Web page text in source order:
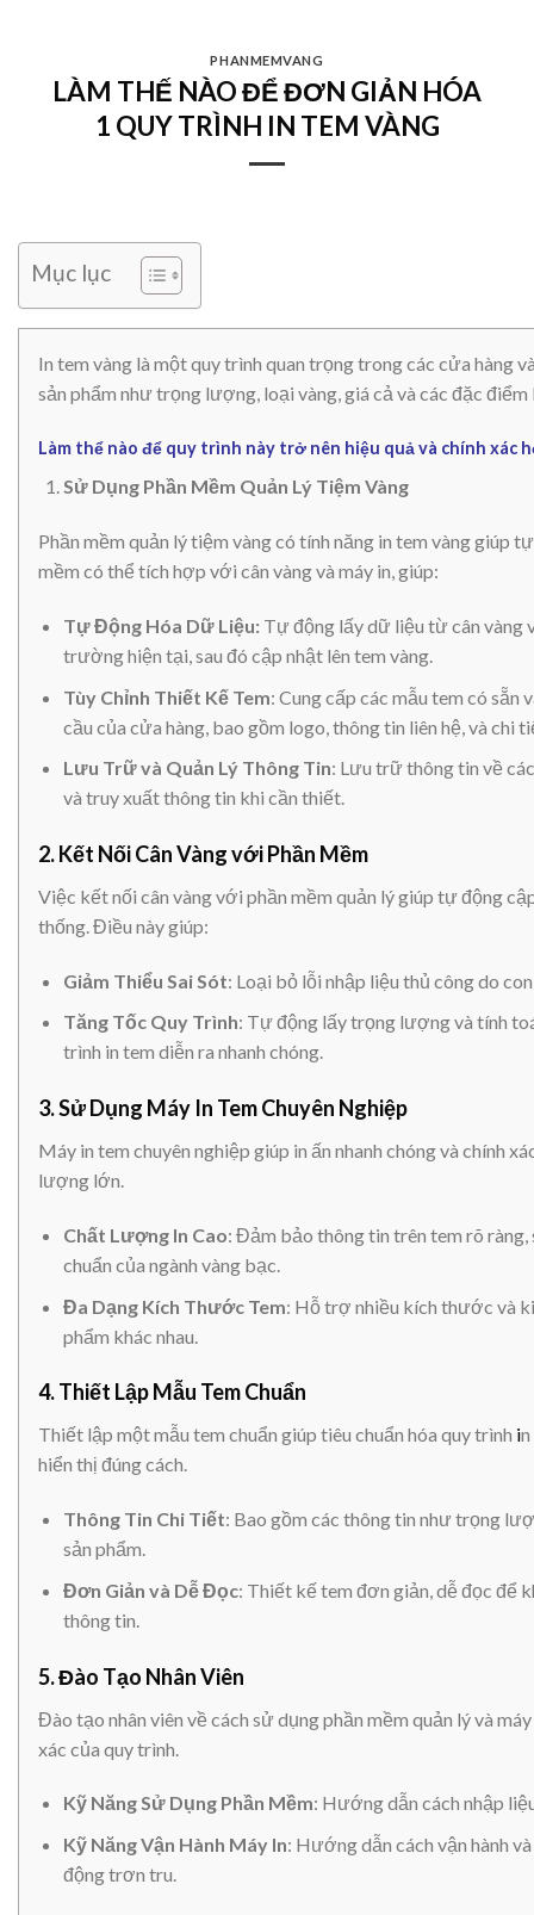
PHANMEMVANG
LÀM THẾ NÀO ĐỂ ĐƠN GIẢN HÓA
1 QUY TRÌNH IN TEM VÀNG
Mục lục
In tem vàng là một quy trình quan trọng trong các cửa hàng
sản phẩm như trọng lượng, loại vàng, giá cả và các đặc điểm
Làm thể nào để quy trình này trở nên hiệu quả và chính xác
Sử Dụng Phần Mềm Quản Lý Tiệm Vàng
Phần mềm quản lý tiệm vàng có tính năng in tem vàng giúp
mềm có thể tích hợp với cân vàng và máy in, giúp:
Tự Động Hóa Dữ Liệu:Tự động lấy dữ liệu từ cân vàng
trường hiện tại, sau đó cập nhật lên tem vàng.
Tùy Chỉnh Thiết Kế Tem: Cung cấp các mẫu tem có sẵn
cầu của cửa hàng, bao gồm logo, thông tin liên hệ, và chi
Lưu Trữ và Quản Lý Thông Tin: Lưu trữ thông tin về
và truy xuất thông tin khi cần thiết.
2.Kết Nối Cân Vàng với Phần Mềm
Việc kết nối cân vàng với phần mềm quản lý giúp tự động
thống. Điều này giúp:
Giảm Thiểu Sai Sót: Loại bỏ lỗi nhập liệu thủ công do
Tăng Tốc Quy Trình: Tự động lấy trọng lượng và tính
trình in tem diễn ra nhanh chóng.
3.Sử Dụng Máy In Tem Chuyên Nghiệp
Máy in tem chuyên nghiệp giúp in ấn nhanh chóng và chính
lượng lớn.
Chất Lượng In Cao: Đảm bảo thông tin trên tem rõ ràng,
chuẩn của ngành vàng bạc.
Đa Dạng Kích Thước Tem: Hỗ trợ nhiều kích thước và
phẩm khác nhau.
4.Thiết Lập Mẫu Tem Chuẩn
Thiết lập một mẫu tem chuẩn giúp tiêu chuẩn hóa quy trình i
hiển thị đúng cách.
Thông Tin Chi Tiết: Bao gồm các thông tin như trọng
sản phẩm.
Đơn Giản và Dễ Đọc: Thiết kế tem đơn giản, dễ đọc để
thông tin.
5.Đào Tạo Nhân Viên
Đào tạo nhân viên về cách sử dụng phần mềm quản lý và
xác của quy trình.
Kỹ Năng Sử Dụng Phần Mềm: Hướng dẫn cách nhập
Kỹ Năng Vận Hành Máy In: Hướng dẫn cách vận hành
động trơn tru.